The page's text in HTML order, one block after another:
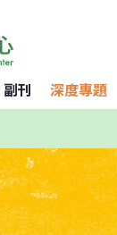
副刊 深度專題